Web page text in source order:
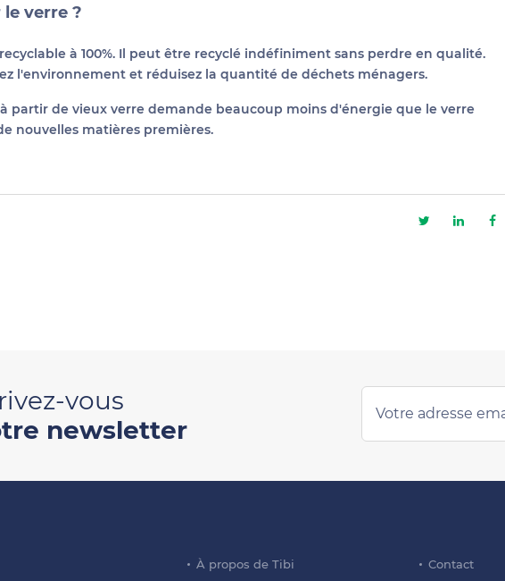
verre ?
à 100%. Il peut être recyclé indéfiniment sans perdre en qualité.
l'environnement et réduisez la quantité de déchets ménagers.
partir de vieux verre demande beaucoup moins d'énergie que le verre
nouvelles matières premières.
vous
newsletter
À propos de Tibi Contact